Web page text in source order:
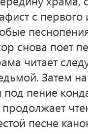
с
снова поет
читает
Затем
под пение
песне